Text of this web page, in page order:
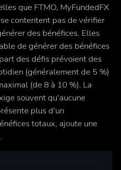
que FTMO, MyFundedFX
contentent pas de vérifier
des bénéfices. Elles
de générer des bénéfices
des défis prévoient des
(généralement de 5 %)
(de 8 à 10 %). La
souvent qu'aucune
plus d'un
totaux, ajoute une